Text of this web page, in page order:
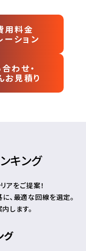
用料金
ーション
わせ・
お見積り
キング
アをご提案！
、最適な回線を選定。
します。
グ